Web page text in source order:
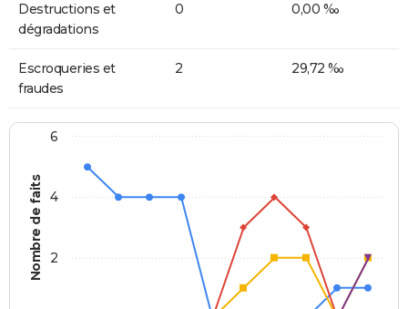
Destructions et
dégradations
0 0,00 ‰
Escroqueries et
fraudes
2 29,72 ‰
Nombre de faits 2
4
6